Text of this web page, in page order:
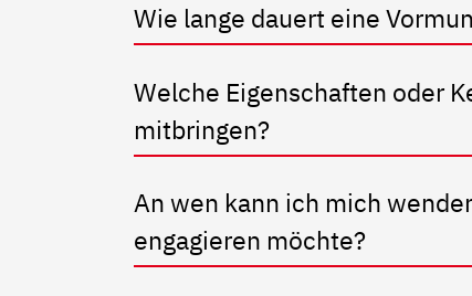
Wie lange dauert eine
Welche Eigenschaften oder
mitbringen?
An wen kann ich mich
engagieren möchte?